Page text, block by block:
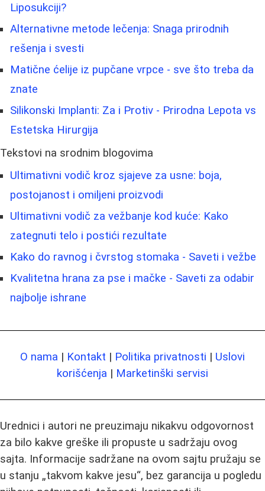
Liposukciji?
Alternativne metode lečenja: Snaga prirodnih
rešenja i svesti
Matične ćelije iz pupčane vrpce - sve što treba da
znate
Silikonski Implanti: Za i Protiv - Prirodna Lepota vs
Estetska Hirurgija
Tekstovi na srodnim blogovima
Ultimativni vodič kroz sjajeve za usne: boja,
postojanost i omiljeni proizvodi
Ultimativni vodič za vežbanje kod kuće: Kako
zategnuti telo i postići rezultate
Kako do ravnog i čvrstog stomaka - Saveti i vežbe
Kvalitetna hrana za pse i mačke - Saveti za odabir
najbolje ishrane
O nama | Kontakt | Politika privatnosti | Uslovi
korišćenja | Marketinški servisi
Urednici i autori ne preuzimaju nikakvu odgovornost
za bilo kakve greške ili propuste u sadržaju ovog
sajta. Informacije sadržane na ovom sajtu pružaju se
u stanju „takvom kakve jesu“, bez garancija u pogledu